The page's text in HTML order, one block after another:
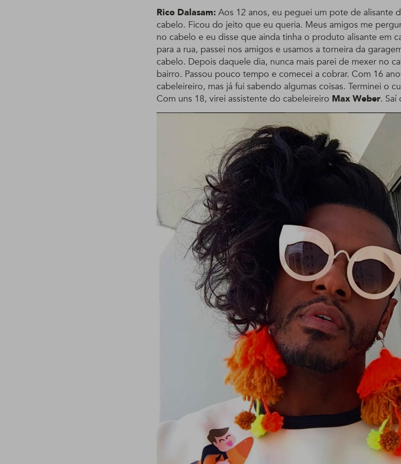
Rico Dalasam: Aos 12 anos, eu peguei um pote de alisante
cabelo. Ficou do jeito que eu queria. Meus amigos me
no cabelo e eu disse que ainda tinha o produto alisante em
para a rua, passei nos amigos e usamos a torneira da
cabelo. Depois daquele dia, nunca mais parei de mexer no
bairro. Passou pouco tempo e comecei a cobrar. Com 16
cabeleireiro, mas já fui sabendo algumas coisas. Terminei o
Com uns 18, virei assistente do cabeleireiro Max Weber. Saí